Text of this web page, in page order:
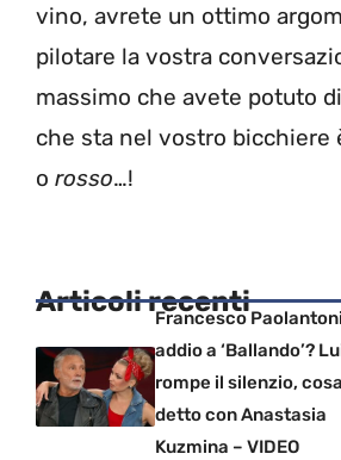
vino, avrete un ottimo
pilotare la vostra
massimo che avete potuto
che sta nel vostro bicchiere
o rosso…!
Articoli recentiFrancesco Paolantoni
addio a ‘Ballando’?
rompe il silenzio,
detto con Anastasia
Kuzmina – VIDEO